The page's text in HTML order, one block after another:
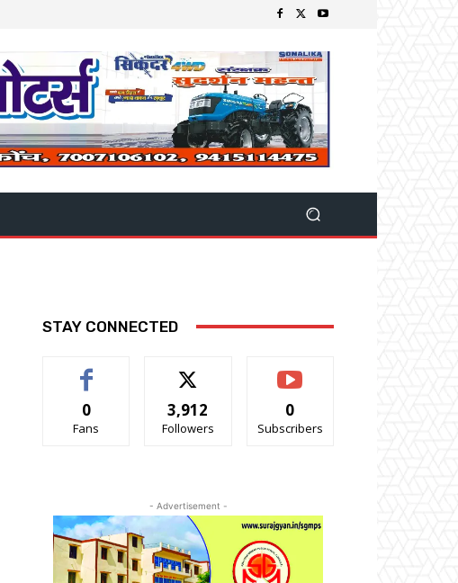
STAY CONNECTED
0
Fans
3,912
Followers
0
Subscribers
- Advertisement -